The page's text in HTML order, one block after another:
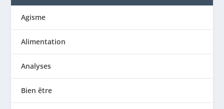
Agisme
Alimentation
Analyses
Bien être